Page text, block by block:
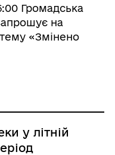
Громадська
на
«Змінено
у літній